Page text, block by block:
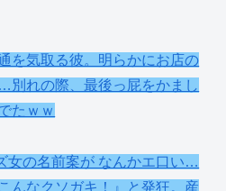
を気取る彼。明らかにお店の
別れの際、最後っ屁をかまし
たｗｗ
女の名前案が なんかエ口い…
んなクソガキ！』と発狂。産